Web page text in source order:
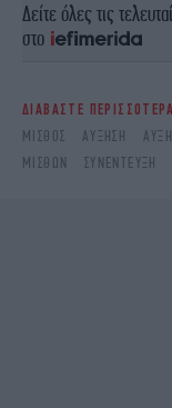
Δείτε όλες τις
στο
ΔΙΑΒΑΣΤΕ ΠΕΡΙΣΣΟΤΕΡΑ
ΜΙΣΘΌΣ
ΑΎΞΗΣΗ
ΜΙΣΘΩΝ
ΣΥΝΈΝΤΕΥΞΗ